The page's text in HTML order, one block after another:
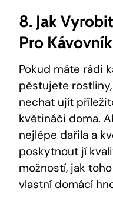
8. Jak
Pro
Pokud máte rádi
pěstujete
nechat ujít
květináči doma.
nejlépe dařila a
poskytnout jí
možností, jak
vlastní domácí